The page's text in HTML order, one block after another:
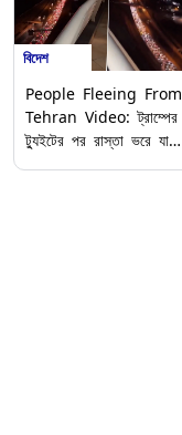
বিদেশ
People Fleeing From
Tehran Video: ট্রাম্পের
ট্যুইটের পর রাস্তা ভরে যাচ্ছে